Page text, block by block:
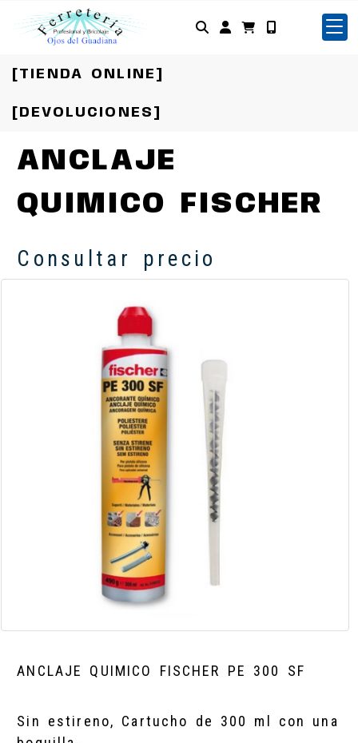
Identifícate
[TIENDA ONLINE]
[DEVOLUCIONES]
ANCLAJE
QUIMICO FISCHER
Consultar precio
ANCLAJE QUIMICO FISCHER PE 300 SF
Sin estireno, Cartucho de 300 ml con una